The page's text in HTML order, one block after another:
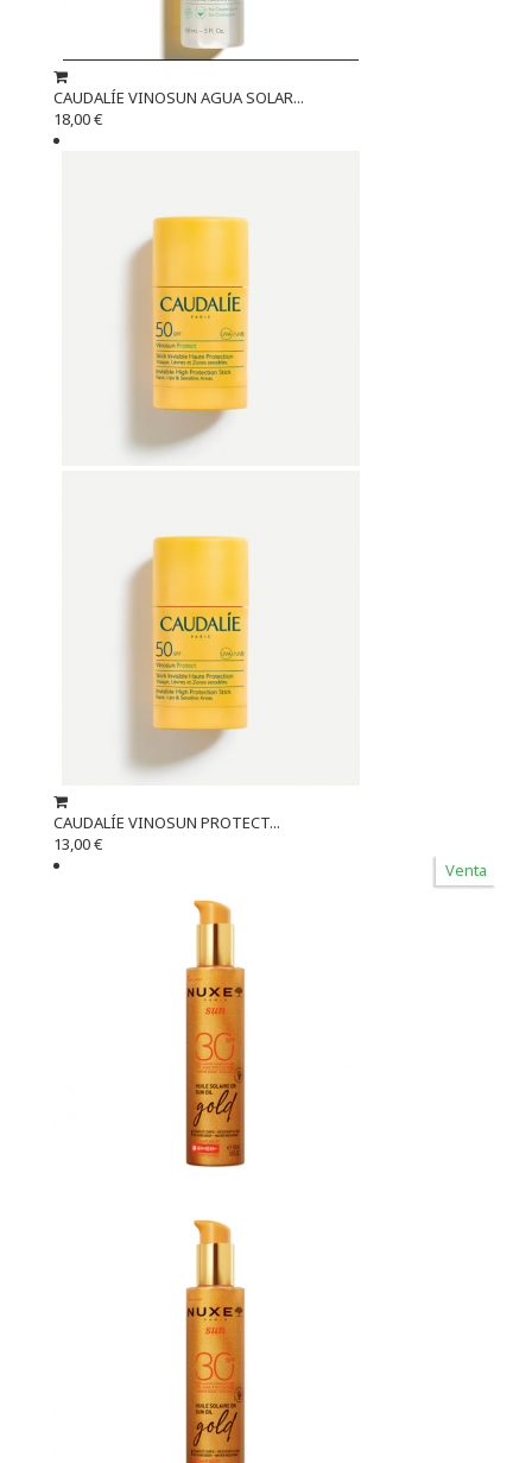
CAUDALÍE VINOSUN AGUA SOLAR...
18,00 €
CAUDALÍE VINOSUN PROTECT...
13,00 €
Venta